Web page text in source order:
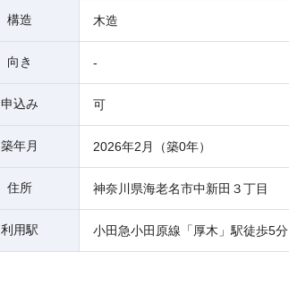
構造 木造
向き -
申込み 可
築年月 2026年2月（築0年）
住所 神奈川県海老名市中新田３丁目
利用駅 小田急小田原線「厚木」駅徒歩5分